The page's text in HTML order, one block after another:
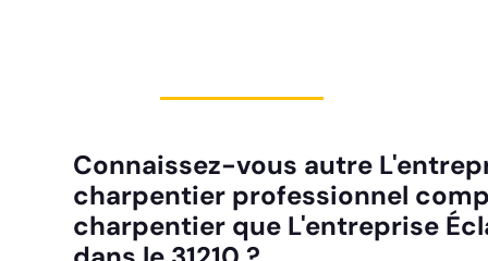
Connaissez-vous autre
charpentier professionnel
charpentier que L'entreprise